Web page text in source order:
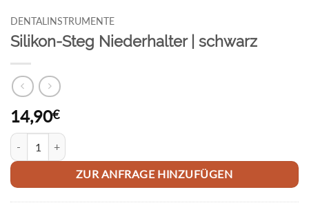
DENTALINSTRUMENTE
Silikon-Steg Niederhalter | schwarz
14,90€
Silikon-Steg Niederhalter | schwarz Menge
ZUR ANFRAGE HINZUFÜGEN